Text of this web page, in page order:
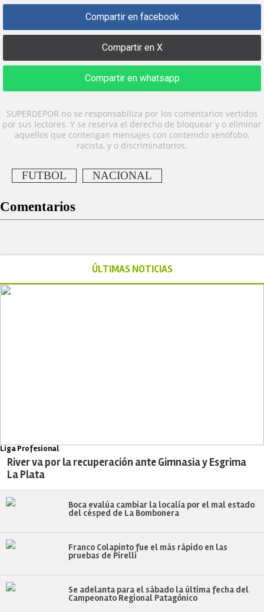
Compartir en facebook
Compartir en X
Compartir en whatsapp
SUPERDEPOR no se responsabiliza por los comentarios vertidos
por sus lectores. Y se reserva el derecho de bloquear y o eliminar
aquellos que contengan mensajes con contenido xenófobo,
racista, y o discriminatorios.
FUTBOL NACIONAL
Comentarios
ÚLTIMAS NOTICIAS
Liga Profesional
River va por la recuperación ante Gimnasia y Esgrima
La Plata
Boca evalúa cambiar la localía por el mal estado
del césped de La Bombonera
Franco Colapinto fue el más rápido en las
pruebas de Pirelli
Se adelanta para el sábado la última fecha del
Campeonato Regional Patagónico